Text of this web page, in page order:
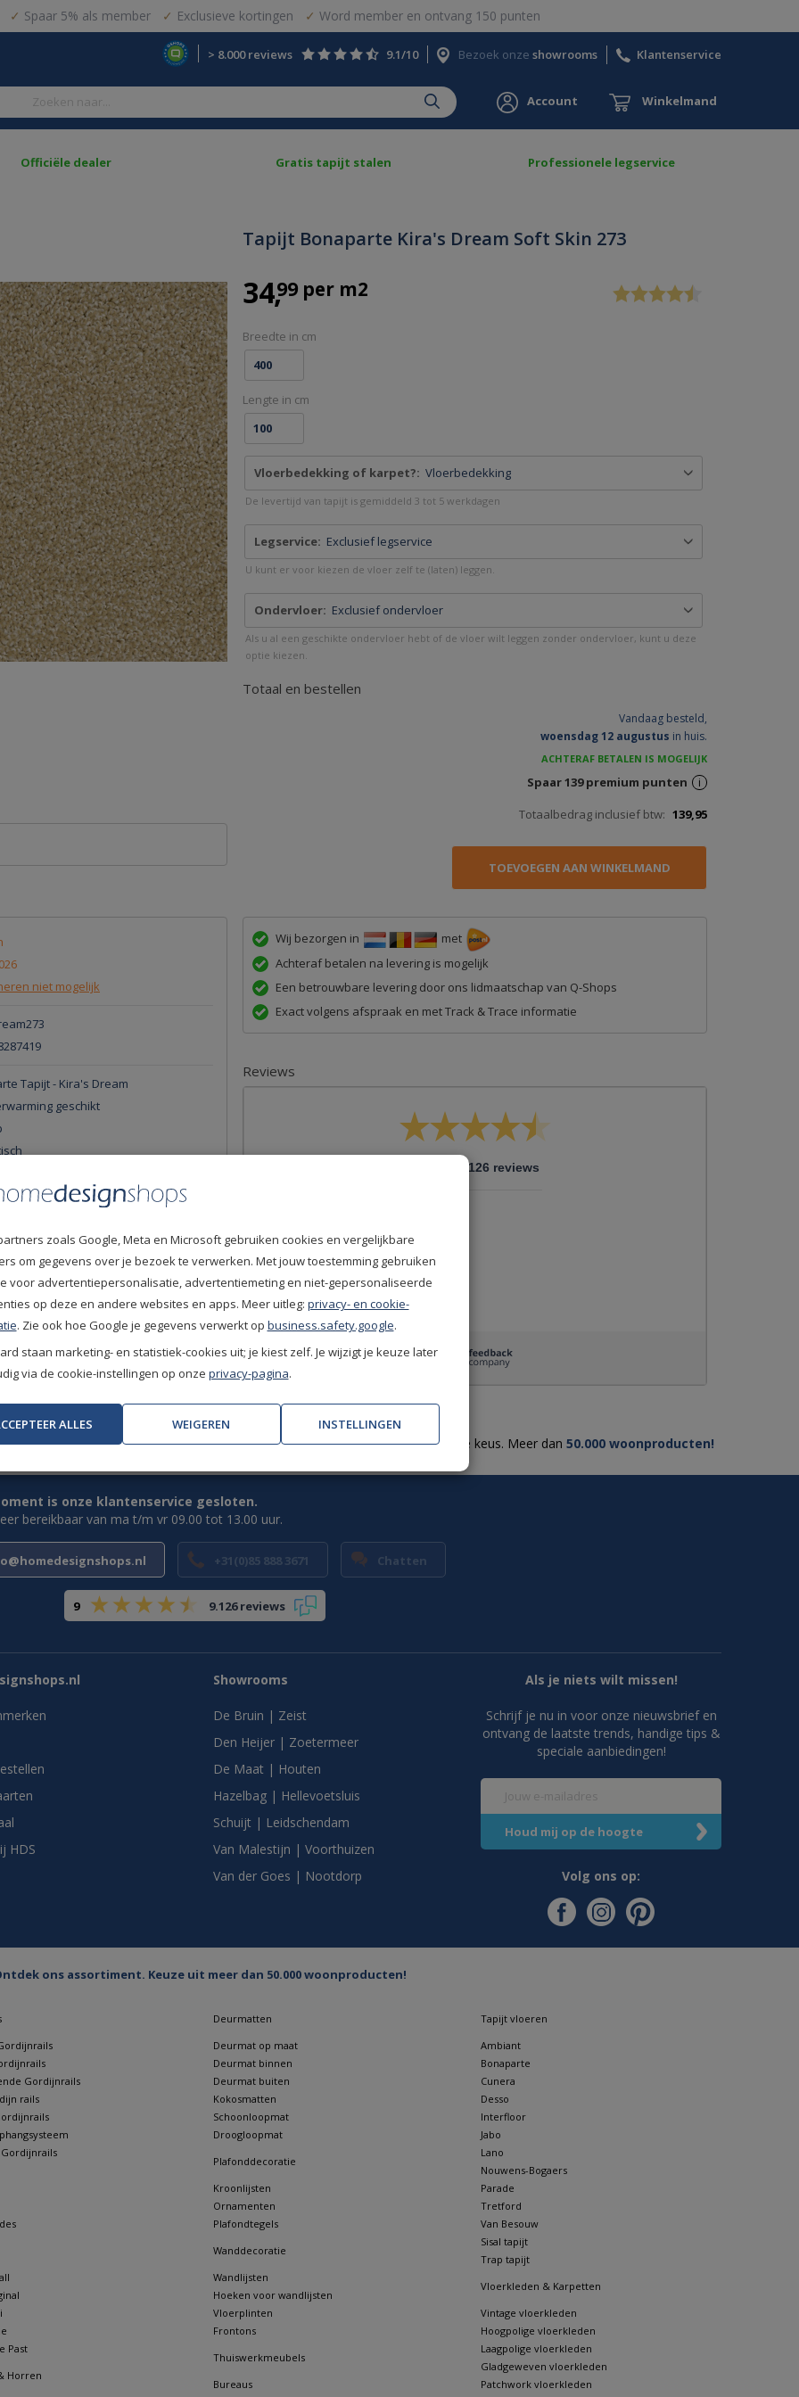
Spaar 5% als member Exclusieve kortingen Word member en ontvang 150 punten
> 8.000 reviews 9.1/10 Bezoek onze showrooms Klantenservice
Account Winkelmand
Officiële dealer Gratis tapijt stalen Professionele legservice
Tapijt Bonaparte Kira's Dream Soft Skin 273
niet mogelijk
Tapijt - Kira's Dream
geschikt
demping
trapgebruik
tot zwaar woongebruik
niet mogelijk
3499 per m2
Breedte in cm
Lengte in cm
Vloerbedekking of karpet?: Vloerbedekking
De levertijd van tapijt is gemiddeld 3 tot 5 werkdagen
Legservice: Exclusief legservice
U kunt er voor kiezen de vloer zelf te (laten) leggen.
Ondervloer: Exclusief ondervloer
Als u al een geschikte ondervloer hebt of de vloer wilt leggen zonder ondervloer, kunt u deze
optie kiezen.
Totaal en bestellen
Vandaag besteld,
woensdag 12 augustus in huis.
ACHTERAF BETALEN IS MOGELIJK
Spaar139premium punten i
Totaalbedrag inclusief btw: 139,95
Wij bezorgen in
met
Achteraf betalen na levering is mogelijk
Een betrouwbare levering door ons lidmaatschap van Q-Shops
Exact volgens afspraak en met Track & Trace informatie
Reviews
9.126 reviews
Top
10 /10
Dhr. Berkulo
Prima
Uitstekende klantwaardering(9.1/10) Ruime keus. Meer dan 50.000 woonproducten!
is onze klantenservice gesloten.
bereikbaar van ma t/m vr 09.00 tot 13.00 uur.
+31(0)85 888 3671 Chatten
9 9.126 reviews
HDS
Showrooms
De Bruin | Zeist
Den Heijer | Zoetermeer
De Maat | Houten
Hazelbag | Hellevoetsluis
Schuijt | Leidschendam
Van Malestijn | Voorthuizen
Van der Goes | Nootdorp
Als je niets wilt missen!
Schrijf je nu in voor onze nieuwsbrief en
ontvang de laatste trends, handige tips &
speciale aanbiedingen!
Volg ons op:
ons assortiment. Keuze uit meer dan 50.000 woonproducten!
Gordijnrails
rails
Past
Horren
Deurmatten
Deurmat op maat
Deurmat binnen
Deurmat buiten
Kokosmatten
Schoonloopmat
Droogloopmat
Plafonddecoratie
Kroonlijsten
Ornamenten
Plafondtegels
Wanddecoratie
Wandlijsten
Hoeken voor wandlijsten
Vloerplinten
Frontons
Thuiswerkmeubels
Bureaus
Tapijt vloeren
Ambiant
Bonaparte
Cunera
Desso
Interfloor
Jabo
Lano
Nouwens-Bogaers
Parade
Tretford
Van Besouw
Sisal tapijt
Trap tapijt
Vloerkleden & Karpetten
Vintage vloerkleden
Hoogpolige vloerkleden
Laagpolige vloerkleden
Gladgeweven vloerkleden
Patchwork vloerkleden
zoals Google, Meta en Microsoft gebruiken cookies en vergelijkbare
om gegevens over je bezoek te verwerken. Met jouw toestemming gebruiken
voor advertentiepersonalisatie, advertentiemeting en niet-gepersonaliseerde
op deze en andere websites en apps. Meer uitleg: privacy- en cookie-
. Zie ook hoe Google je gegevens verwerkt op business.safety.google.
staan marketing- en statistiek-cookies uit; je kiest zelf. Je wijzigt je keuze later
via de cookie-instellingen op onze privacy-pagina.
ALLES WEIGEREN INSTELLINGEN